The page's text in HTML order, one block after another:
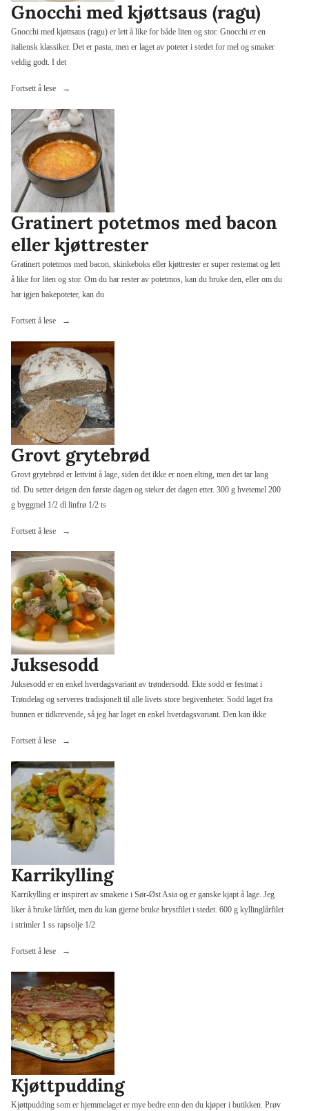
Gnocchi med kjøttsaus (ragu)
Gnocchi med kjøttsaus (ragu) er lett å like for både liten og stor. Gnocchi er en
italiensk klassiker. Det er pasta, men er laget av poteter i stedet for mel og smaker
veldig godt. I det
Fortsett å lese
«Gnocchi
kjøttsaus
(ragu)»
Gratinert potetmos med bacon
eller kjøttrester
Gratinert potetmos med bacon, skinkeboks eller kjøttrester er super restemat og lett
å like for liten og stor. Om du har rester av potetmos, kan du bruke den, eller om du
har igjen bakepoteter, kan du
Fortsett å lese
«Gratinert
med
bacon
eller
kjøttrester»
Grovt grytebrød
Grovt grytebrød er lettvint å lage, siden det ikke er noen elting, men det tar lang
tid. Du setter deigen den første dagen og steker det dagen etter. 300 g hvetemel 200
g byggmel 1/2 dl linfrø 1/2 ts
Fortsett å lese
«Grovt
Juksesodd
Juksesodd er en enkel hverdagsvariant av trøndersodd. Ekte sodd er festmat i
Trøndelag og serveres tradisjonelt til alle livets store begivenheter. Sodd laget fra
bunnen er tidkrevende, så jeg har laget en enkel hverdagsvariant. Den kan ikke
Fortsett å lese «Juksesodd»
Karrikylling
Karrikylling er inspirert av smakene i Sør-Øst Asia og er ganske kjapt å lage. Jeg
liker å bruke lårfilet, men du kan gjerne bruke brystfilet i stedet. 600 g kyllinglårfilet
i strimler 1 ss rapsolje 1/2
Fortsett å lese «Karrikylling»
Kjøttpudding
Kjøttpudding som er hjemmelaget er mye bedre enn den du kjøper i butikken. Prøv